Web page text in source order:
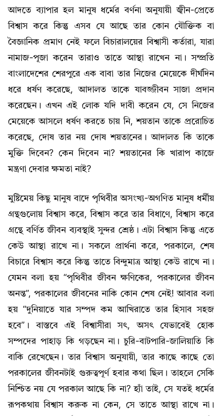
আদতে ব্যাপার হল মানুষ ধর্মের বর্ণনা অনুযায়ী জ্বীন-প্রেতে
বিশ্বাস করে কিন্তু এসব যে আছে তার কোন যৌক্তিক বা
বৈজ্ঞানিক প্রমাণ নেই ফলে বিচারালয়ের বিশ্বাসী কর্তারা, যারা
নামাজ-পূজা করেন তারাও তাতে আস্থা রাখেন না। সম্প্রতি
বাংলাদেশের শেরপুরে এক বাবা তার নিজের মেয়েকে দীর্ঘদিন
ধরে ধর্ষণ করেছে, আদালত তাকে যাবজ্জীবন সাজা প্রদান
করেছেন। এখন এই লোক যদি দাবী করেন যে, সে নিজের
মেয়েকে আসলে ধর্ষণ করতে চায় নি, শয়তান তাকে প্ররোচিত
করেছে, দোষ তার নয় দোষ শয়তানের। আদালত কি তাকে
মুক্তি দিবেন? কেন দিবেন না? শয়তানের কি খারাপ কাজে
মন্ত্রণা দেবার ক্ষমতা নাই?
মুষ্টিমেয় কিছু মানুষ বাদে পৃথিবীর অসংখ্য-অগণিত মানুষ ধর্মীয়
গ্রন্থগুলোয় বিশ্বাস করে, বিশ্বাস করে তার বিধাণে, বিশ্বাস করে
গ্রন্থে বর্ণিত জীবন ব্যবস্থাই সুন্দর শ্রেষ্ঠ। এটা বিশ্বাস কিন্তু এতে
কেউ আস্থা রাখে না। সকলে প্রার্থনা করে, পরকালে, শেষ
বিচারে বিশ্বাস করে কিন্তু তাতে বিন্দুমাত্র আস্থা কেউ রাখে না।
যেমন বলা হয় “পৃথিবীর জীবন ক্ষণিকের, পরকালের জীবন
অনন্ত”, পরকালের জীবনের নাকি কোন শেষ নেই! আবার বলা
হয় “দুনিয়াতে যার সম্পদ কম আখিরাতে তার হিসাব সহজ
হবে”। বাস্তবে এই বিশ্বাসীরা সৎ, অসৎ যেভাবেই হোক
সম্পদের পাহাড় কি গড়ছেন না। চুরি-বাটপারি-জালিয়াতি কি
বাকি রেখেছেন। তার বিশ্বাস অনুযায়ী, তার কাছে কাছে তো
পরকালের জীবনটাই গুরুত্বপূর্ণ হবার কথা ছিল। তাহলে সেকি
নিশ্চিত নয় যে পরকাল আছে কি না? হ্যাঁ তাই, সে যতই ধর্মের
রূপকথায় বিশ্বাস করুক না কেন, সে তাতে আস্থা রাখে না।